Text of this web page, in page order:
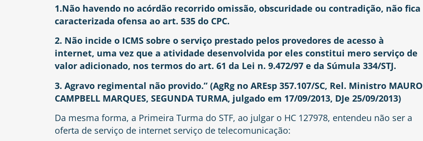
1.Não havendo no acórdão recorrido omissão, obscuridade ou contradição, não fica
caracterizada ofensa ao art. 535 do CPC.
2. Não incide o ICMS sobre o serviço prestado pelos provedores de acesso à
internet, uma vez que a atividade desenvolvida por eles constitui mero serviço de
valor adicionado, nos termos do art. 61 da Lei n. 9.472/97 e da Súmula 334/STJ.
3. Agravo regimental não provido.” (AgRg no AREsp 357.107/SC, Rel. Ministro MAURO
CAMPBELL MARQUES, SEGUNDA TURMA, julgado em 17/09/2013, DJe 25/09/2013)
Da mesma forma, a Primeira Turma do STF, ao julgar o HC 127978, entendeu não ser a
oferta de serviço de internet serviço de telecomunicação: